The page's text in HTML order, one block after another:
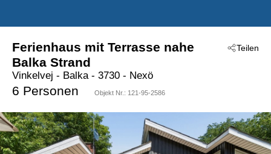
Teilen
Ferienhaus mit Terrasse nahe
Balka Strand
Vinkelvej - Balka - 3730 - Nexö
6 Personen Objekt Nr.: 121-95-2586